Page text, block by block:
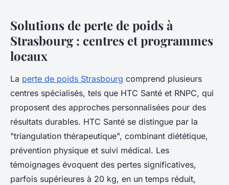
Solutions de perte de poids à
Strasbourg : centres et programmes
locaux
La perte de poids Strasbourg comprend plusieurs
centres spécialisés, tels que HTC Santé et RNPC, qui
proposent des approches personnalisées pour des
résultats durables. HTC Santé se distingue par la
"triangulation thérapeutique", combinant diététique,
prévention physique et suivi médical. Les
témoignages évoquent des pertes significatives,
parfois supérieures à 20 kg, en un temps réduit,